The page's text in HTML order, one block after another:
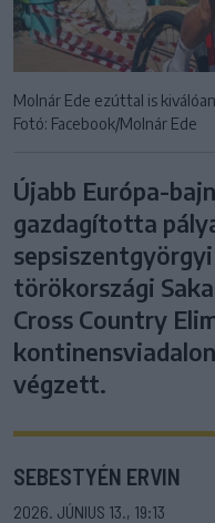
Molnár Ede ezúttal is
Fotó: Facebook/Molnár Ede
Újabb Európa-
gazdagította
törökországi
Cross Country
végzett.
SEBESTYÉN ERVIN
2026. JÚNIUS 13., 19:13